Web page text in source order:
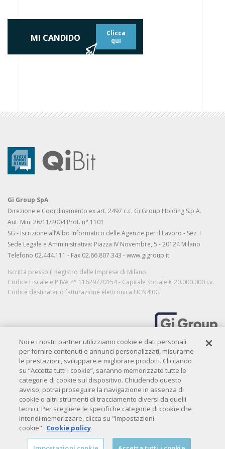
MI CANDIDO
Clicca
qui
Gi Group SpA
Direzione e Coordinamento ex art. 2497 c.c. Gi Group Holding S.p.A.
Aut. Min. 26/11/2004 Prot. n° 1101
SG - Iscrizione all’Albo Informatico delle Agenzie per il Lavoro - Sez. I
Sede Legale e Amministrativa: Piazza IV Novembre, 5 - 20124 Milano
Telefono 02.444.111 - Fax 02.66.807.343 - www.gigroup.it
Iscritta presso il Registro delle Imprese di Milano
Codice Fiscale e P.IVA n° 11629770154 - Capitale Sociale € 20.000.000 i.v.
Codice destinatario fatturazione elettronica UCN4I0G
MORE THAN WORK
Privacy|Privacy candidati| Privacy clienti|Cookie policy|Credits
Copyright© 2009-2026 QIBIT. All rights reserved.
Noi e i nostri partner utilizziamo cookie e dati personali
per fornire contenuti e annunci personalizzati, misurarne
le prestazioni, sviluppare e migliorare prodotti. Cliccando
su “Accetta tutti i cookie”, saranno memorizzate tutte le
categorie di cookie sul dispositivo. Chiudendo questo
avviso, potrai proseguire la navigazione in assenza di
cookie o altri strumenti di tracciamento diversi da quelli
tecnici. Per scegliere le specifiche categorie di cookie che
intendi memorizzare, clicca su "Impostazioni
cookie". Cookie policy